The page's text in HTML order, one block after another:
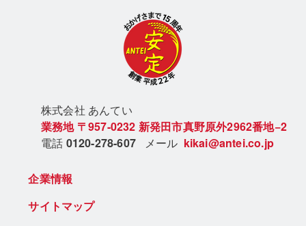
株式会社 あんてい
業務地 〒957-0232 新発田市真野原外2962番地−2
電話 0120-278-607 メール kikai@antei.co.jp
企業情報
サイトマップ